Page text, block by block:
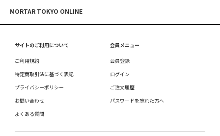
MORTAR TOKYO ONLINE
サイトのご利用について
ご利用規約
特定商取引法に基づく表記
プライバシーポリシー
お問い合わせ
よくある質問
会員メニュー
会員登録
ログイン
ご注文履歴
パスワードを忘れた方へ